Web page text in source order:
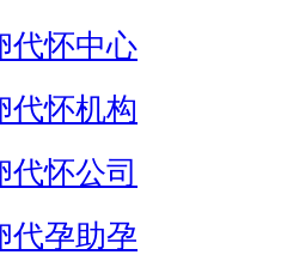
代怀中心
代怀机构
代怀公司
代孕助孕